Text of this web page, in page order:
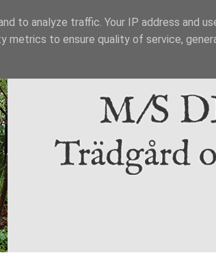
to analyze traffic. Your IP address and
metrics to ensure quality of service,